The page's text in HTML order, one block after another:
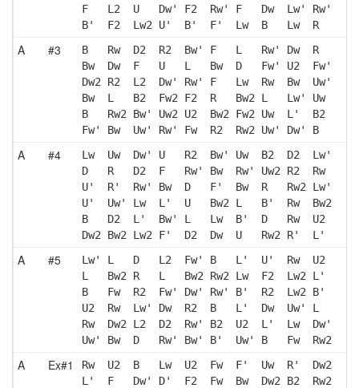
F   L2  U   Dw' F2  Rw' F   Dw  Lw' Rw'
B'  F2  Lw2 U'  B'  F'  Lw  B   Lw  R
A #3
B   Rw  D2  R2  Bw' F   L   Rw' Dw  R
Bw  Dw  F   U   L   Bw  D   Fw' U2  Fw'
Dw2 R2  L2  Dw' Rw' F   Lw  Rw  Bw  Uw'
Bw  L   B2  Fw2 F2  R   Bw2 L   Lw' Uw
B   Rw2 Bw' Uw2 U2  Bw2 Fw2 Uw  L'  B2
Fw' Bw  Uw' Rw' Fw  R2  Rw2 Uw' Dw' B
A #4
Lw  Uw  Dw' U   R2  Bw' Uw  B2  D2  Lw'
D   R   D2  F   Rw' Bw  Rw' Uw2 R2  Rw
U'  R'  Rw' Bw  D   F'  Bw  R   Rw2 Lw'
U'  Uw' Lw  L'  U   Bw2 L   B'  Rw  Bw2
B   D2  L'  Bw' L   Lw  B'  D   Rw  U2
Dw2 Bw2 Lw2 F'  D2  Dw  U   Rw2 R'  L'
A #5
Lw' L   D   L2  Fw' B   L'  U'  Rw  U2
L   Bw2 R   L   Bw2 Rw2 Lw  F2  Lw2 L'
B   Fw  R2  Fw' Dw' Rw' B'  R2  Lw2 B'
U2  Rw  Lw' Dw  R2  B   L'  Dw  Uw' L
Rw  Dw2 L2  D2  Rw' B2  U2  L'  Lw  Dw'
Uw' Bw  D   Rw' Bw' B'  Uw' B   Fw  Rw2
A Ex#1
Rw  U2  B   Lw  U2  Fw  F'  Uw  R'  Dw2
L'  F   Dw' D'  F2  Fw  Bw  Dw2 B2  Rw2